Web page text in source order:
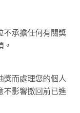
不承擔任何有關獎
獎而處理您的個人
不影響撤回前已進